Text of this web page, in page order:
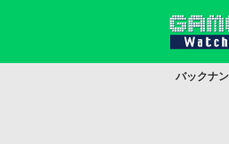
バックナ